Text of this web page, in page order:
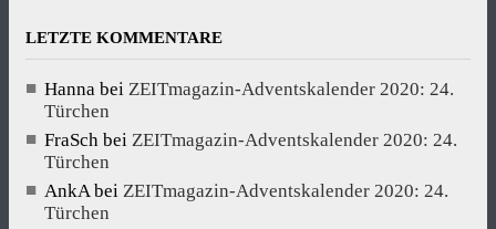
LETZTE KOMMENTARE
Hanna bei ZEITmagazin-Adventskalender 2020: 24.
Türchen
FraSch bei ZEITmagazin-Adventskalender 2020: 24.
Türchen
AnkA bei ZEITmagazin-Adventskalender 2020: 24.
Türchen